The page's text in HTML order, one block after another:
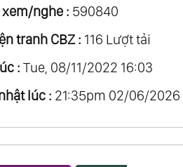
nghe : 590840
tranh CBZ : 116 Lượt tải
: Tue, 08/11/2022 16:03
lúc : 21:35pm 02/06/2026